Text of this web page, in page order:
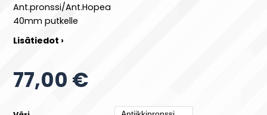
Ant.pronssi/Ant.Hopea
40mm putkelle
Lisätiedot ›
77,00 €